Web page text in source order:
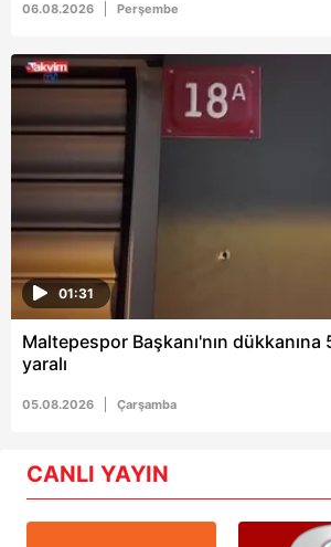
06.08.2026 Perşembe
01:31
Maltepespor Başkanı'nın dükkanına
yaralı
05.08.2026 Çarşamba
CANLI YAYIN